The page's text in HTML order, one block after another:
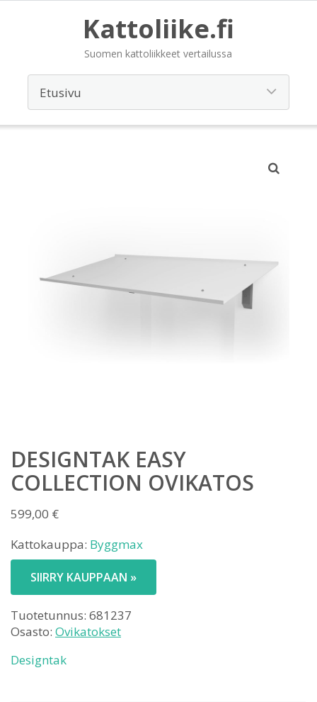
Kattoliike.fi
Suomen kattoliikkeet vertailussa
DESIGNTAK EASY
COLLECTION OVIKATOS
599,00 €
Kattokauppa: Byggmax
SIIRRY KAUPPAAN »
Tuotetunnus: 681237
Osasto: Ovikatokset
Designtak